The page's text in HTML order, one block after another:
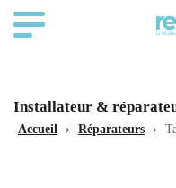
Installateur &
Accueil › Réparateurs ›